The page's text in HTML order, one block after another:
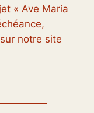
« Ave Maria
notre site